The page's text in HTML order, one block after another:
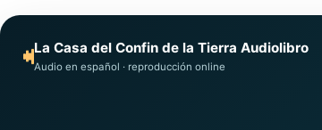
La Casa del Confin de la Tierra Audiolibro
Audio en español · reproducción online